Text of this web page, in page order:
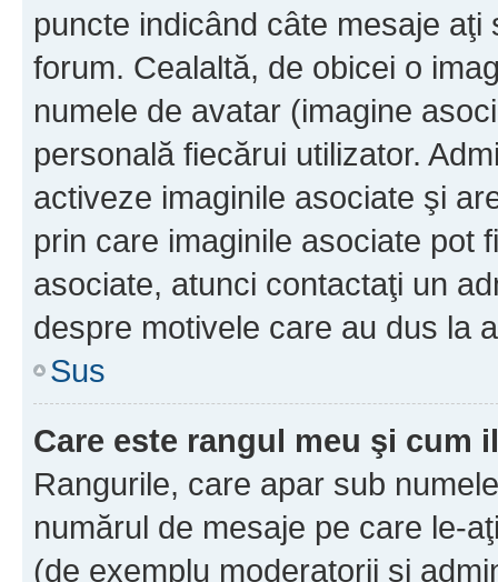
puncte indicând câte mesaje
forum. Cealaltă, de obicei o
numele de avatar (imagine
personală fiecărui utilizator.
activeze imaginile asociate şi
prin care imaginile asociate pot
asociate, atunci contactaţi un
despre motivele care au dus la
Sus
Care este rangul meu şi cum
Rangurile, care apar sub
numărul de mesaje pe care le-
(de exemplu moderatorii şi